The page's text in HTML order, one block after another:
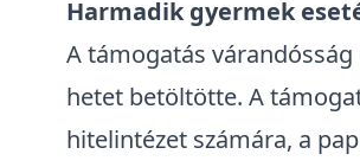
Harmadik gyermek
A támogatás
hetet betöltötte. A
hitelintézet számára, a